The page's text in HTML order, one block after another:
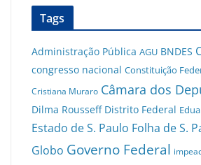
Tags
Administração Pública AGU BNDES
congresso nacional Constituição
Cristiana Muraro Câmara dos
Dilma Rousseff Distrito Federal
Estado de S. Paulo Folha de S.
Globo Governo Federal